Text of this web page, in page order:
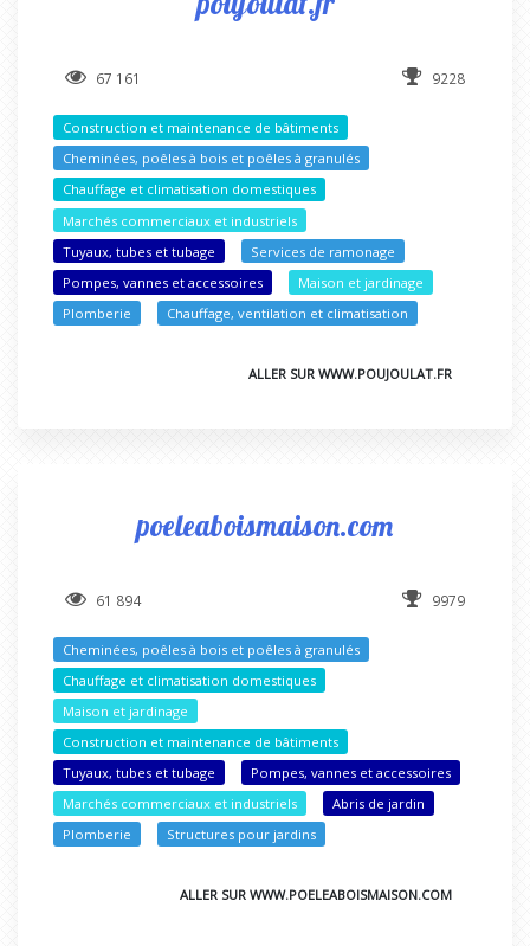
67 161 9228
Construction et maintenance de bâtiments
Cheminées, poêles à bois et poêles à granulés
Chauffage et climatisation domestiques
Marchés commerciaux et industriels
Tuyaux, tubes et tubage
Services de ramonage
Pompes, vannes et accessoires
Maison et jardinage
Plomberie
Chauffage, ventilation et climatisation
ALLER SUR WWW.POUJOULAT.FR
poeleaboismaison.com
61 894 9979
Cheminées, poêles à bois et poêles à granulés
Chauffage et climatisation domestiques
Maison et jardinage
Construction et maintenance de bâtiments
Tuyaux, tubes et tubage
Pompes, vannes et accessoires
Marchés commerciaux et industriels
Abris de jardin
Plomberie
Structures pour jardins
ALLER SUR WWW.POELEABOISMAISON.COM